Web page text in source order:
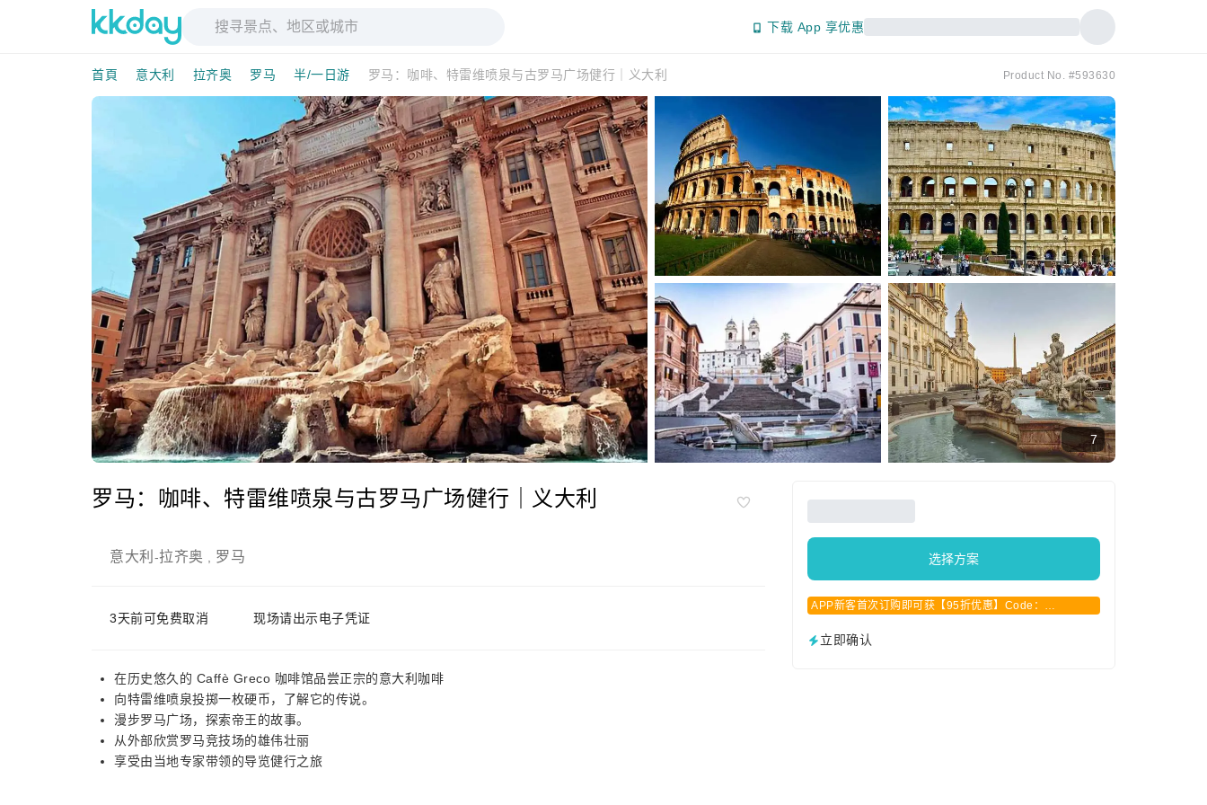
下载 App 享优惠
首頁 意大利 拉齐奥 罗马 半/一日游 罗马：咖啡、特雷维喷泉与古罗马广场健行｜义大利 Product No. #593630
7
罗马：咖啡、特雷维喷泉与古罗马广场健行｜义大利
意大利 -拉齐奥 罗马
3天前可免费取消 现场请出示电子凭证
在历史悠久的 Caffè Greco 咖啡馆品尝正宗的意大利咖啡
向特雷维喷泉投掷一枚硬币，了解它的传说。
漫步罗马广场，探索帝王的故事。
从外部欣赏罗马竞技场的雄伟壮丽
享受由当地专家带领的导览健行之旅
选择方案
APP新客首次订购即可获【95折优惠】Code：
立即确认